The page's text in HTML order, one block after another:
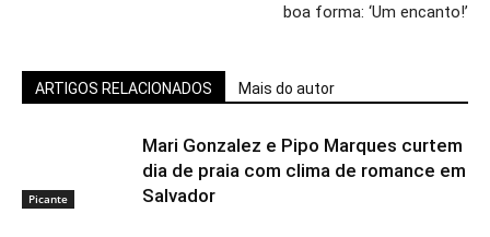
boa forma: ‘Um encanto!’
ARTIGOS RELACIONADOS Mais do autor
Picante
Mari Gonzalez e Pipo Marques curtem
dia de praia com clima de romance em
Salvador